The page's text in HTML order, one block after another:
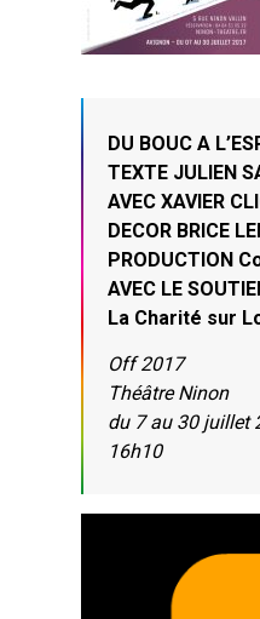
DU BOUC A
TEXTE JULIEN
AVEC XAVIER
DECOR BRICE
PRODUCTION
AVEC LE
La Charité sur
Off 2017
Théâtre Ninon
du 7 au 30 juillet
16h10